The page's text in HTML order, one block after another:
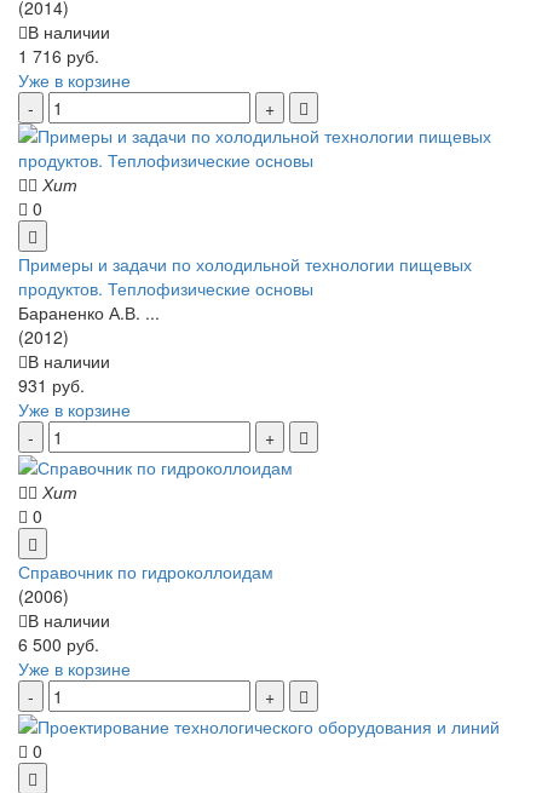
(2014)
В наличии
1 716 руб.
Уже в корзине
Хит
0
Примеры и задачи по холодильной технологии пищевых
продуктов. Теплофизические основы
Бараненко А.В. ...
(2012)
В наличии
931 руб.
Уже в корзине
Хит
0
Справочник по гидроколлоидам
(2006)
В наличии
6 500 руб.
Уже в корзине
0